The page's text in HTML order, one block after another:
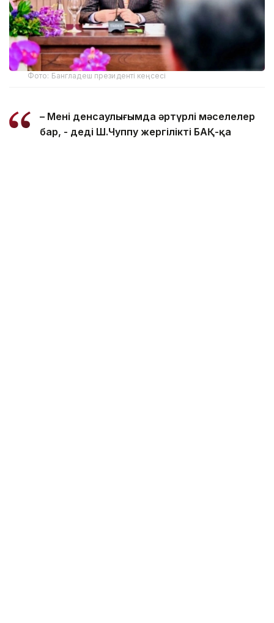
Фото: Бангладеш президенті кеңсесі
– Менің денсаулығымда әртүрлі мәселелер
бар, - деді Ш.Чуппу жергілікті БАҚ-қа